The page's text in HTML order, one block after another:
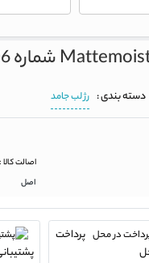
دسته بندی : رژ لب جامد
اصالت کالا :
اصل
پرداخت
پشتیبانی 24